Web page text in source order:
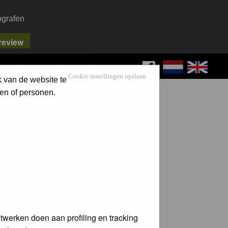
SEARCH LOG IN
Cookie instellingen opslaan
van de website te
of personen.
doen aan profiling en tracking